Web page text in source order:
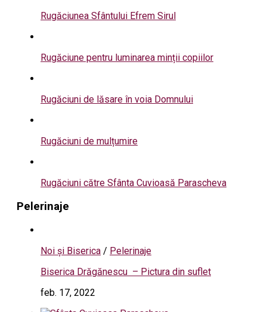
Rugăciunea Sfântului Efrem Sirul
Rugăciune pentru luminarea minții copiilor
Rugăciuni de lăsare în voia Domnului
Rugăciuni de mulțumire
Rugăciuni către Sfânta Cuvioasă Parascheva
Pelerinaje
Noi și Biserica / Pelerinaje
Biserica Drăgănescu – Pictura din suflet
feb. 17, 2022